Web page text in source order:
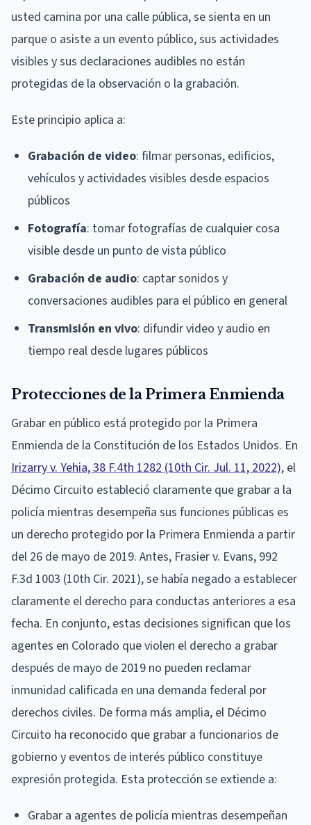
usted camina por una calle pública, se sienta en un
parque o asiste a un evento público, sus actividades
visibles y sus declaraciones audibles no están
protegidas de la observación o la grabación.
Este principio aplica a:
Grabación de video: filmar personas, edificios,
vehículos y actividades visibles desde espacios
públicos
Fotografía: tomar fotografías de cualquier cosa
visible desde un punto de vista público
Grabación de audio: captar sonidos y
conversaciones audibles para el público en general
Transmisión en vivo: difundir video y audio en
tiempo real desde lugares públicos
Protecciones de la Primera Enmienda
Grabar en público está protegido por la Primera
Enmienda de la Constitución de los Estados Unidos. En
Irizarry v. Yehia, 38 F.4th 1282 (10th Cir. Jul. 11, 2022), el
Décimo Circuito estableció claramente que grabar a la
policía mientras desempeña sus funciones públicas es
un derecho protegido por la Primera Enmienda a partir
del 26 de mayo de 2019. Antes, Frasier v. Evans, 992
F.3d 1003 (10th Cir. 2021), se había negado a establecer
claramente el derecho para conductas anteriores a esa
fecha. En conjunto, estas decisiones significan que los
agentes en Colorado que violen el derecho a grabar
después de mayo de 2019 no pueden reclamar
inmunidad calificada en una demanda federal por
derechos civiles. De forma más amplia, el Décimo
Circuito ha reconocido que grabar a funcionarios de
gobierno y eventos de interés público constituye
expresión protegida. Esta protección se extiende a:
Grabar a agentes de policía mientras desempeñan